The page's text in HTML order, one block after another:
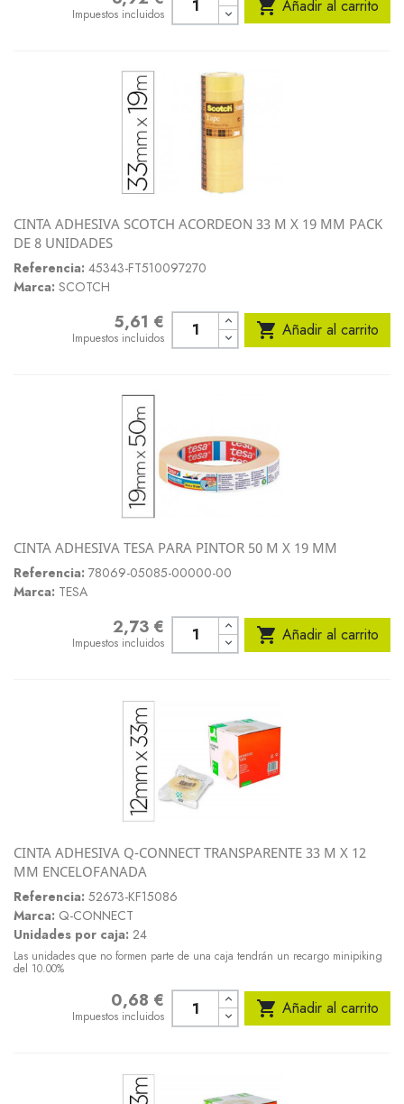
Impuestos incluidos  Añadir al carrito
CINTA ADHESIVA SCOTCH ACORDEON 33 M X 19 MM PACK
DE 8 UNIDADES
Referencia: 45343-FT510097270
Marca: SCOTCH
5,61 €
Impuestos incluidos  Añadir al carrito
CINTA ADHESIVA TESA PARA PINTOR 50 M X 19 MM
Referencia: 78069-05085-00000-00
Marca: TESA
2,73 €
Impuestos incluidos  Añadir al carrito
CINTA ADHESIVA Q-CONNECT TRANSPARENTE 33 M X 12
MM ENCELOFANADA
Referencia: 52673-KF15086
Marca: Q-CONNECT
Unidades por caja: 24
Las unidades que no formen parte de una caja tendrán un recargo minipiking
del 10.00%
0,68 €
Impuestos incluidos  Añadir al carrito